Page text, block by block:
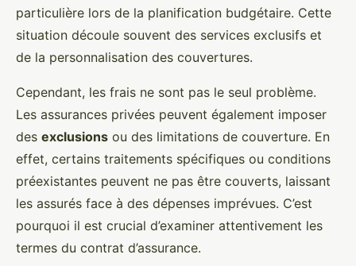
particulière lors de la planification budgétaire. Cette
situation découle souvent des services exclusifs et
de la personnalisation des couvertures.
Cependant, les frais ne sont pas le seul problème.
Les assurances privées peuvent également imposer
des exclusions ou des limitations de couverture. En
effet, certains traitements spécifiques ou conditions
préexistantes peuvent ne pas être couverts, laissant
les assurés face à des dépenses imprévues. C’est
pourquoi il est crucial d’examiner attentivement les
termes du contrat d’assurance.